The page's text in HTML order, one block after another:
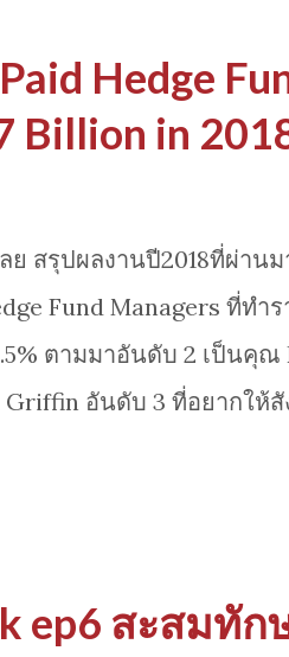
จะสรุป ลองเข้าไปดูภาพเ
นล่างครับ https://
Hedge
Billion in
ย สรุปผลงานปี2018ที่ผ่าน
Fund Managers ที่ทำร
ตามมาอันดับ 2 เป็นคุณ
Griffin อันดับ 3 ที่อยากให้สั
ไม่ได้แค่สร้างผลงานดีแค่
หลายปีที่ผ่านมาอีกด้วย อ่า
ep6 สะสมทั